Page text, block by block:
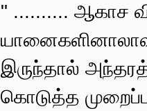
" .......... ஆகாச
இருந்தால்
கொடுத்த